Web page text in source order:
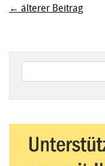
← älterer Beitrag